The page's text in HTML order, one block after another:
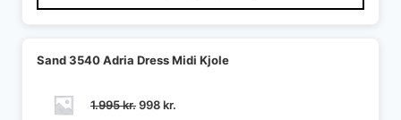
Sand 3540 Adria Dress Midi Kjole
1.995kr.Den
998kr.